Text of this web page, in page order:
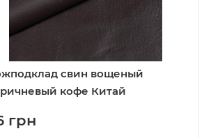
свин вощеный
кофе Китай
грн